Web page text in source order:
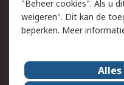
Bijgewerkt
Algemene
verkoopvoorwaarden
Over RS
"Beheer cookies". Als u
weigeren". Dit kan de
beperken. Meer